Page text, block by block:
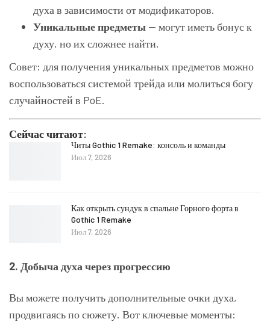
духа в зависимости от модификаторов.
Уникальные предметы — могут иметь бонус к
духу, но их сложнее найти.
Совет: для получения уникальных предметов можно
воспользоваться системой трейда или молиться богу
случайностей в PoE.
Сейчас читают:
Читы Gothic 1 Remake: консоль и команды
Июл 7, 2026
Как открыть сундук в спальне Горного форта в
Gothic 1 Remake
Июл 7, 2026
2. Добыча духа через прогрессию
Вы можете получить дополнительные очки духа,
продвигаясь по сюжету. Вот ключевые моменты: